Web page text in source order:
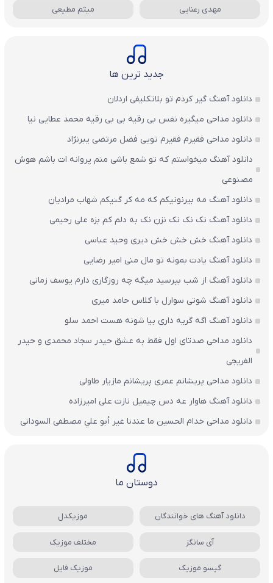
مهدی رعنایی میثم مطیعی
جدید ترین ها
دانلود آهنگ گیر کردم تو بلاتکلیفی اردلان
دانلود مداحی میگیره نفس بی رقیه بی بی رقیه محمد عطایی نیا
دانلود مداحی فقیرم فقیرم تویی فضل مرتضی یبرنژاد
دانلود آهنگ میخواستم که تو شمع باشی منم پروانه ات باشم هوش
مصنوعی
دانلود آهنگ مه بیرنونیکم که مه کر گنیکم شهاب مرادیان
دانلود آهنگ نک نک نک نزن نک به دلم کم بزه علی رحیمی
دانلود آهنگ خش خش خش دیری وحید عباسی
دانلود آهنگ یادت بمونه تو مال منی امیر رضایی
دانلود آهنگ از شب بپرسید میگه چه روزگاری دارم یوسف زمانی
دانلود آهنگ شوتی سوارل با کلاس حامد میری
دانلود آهنگ اگه گریه داری بیا شونه هست احمد سلو
دانلود مداحی صدتای اول فقط به عشق حیدر سجاد محمدی و حیدر
الفریجی
دانلود مداحی پریشانم عمری پریشانم مازیار طاولی
دانلود آهنگ هاوار عه دس چیمیل نازت علی امیرزاده
دانلود مداحی خدام الحسين ما عندنا غير أبو علي مصطفی السودانی
دوستان ما
دانلود آهنگ های خوانندگان موزیکدل
آی سانگز مختلف موزیک
گیسو موزیک موزیک فایل